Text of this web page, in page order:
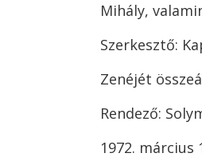
Mihály,
Szerkesztő:
Zenéjét
Rendező:
1972. március